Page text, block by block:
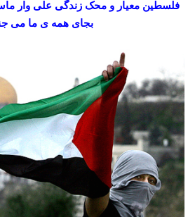
فلسطین معیار و محک زندگی علی وار
بجای همه ی ما می